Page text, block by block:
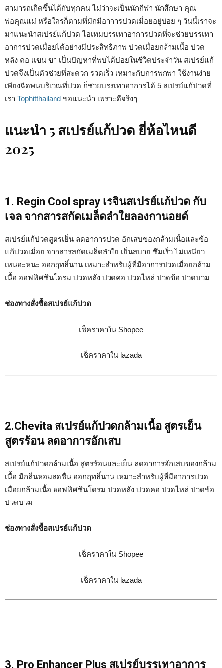
สามารถเกิดขึ้นได้กับทุกคน ไม่ว่าจะเป็นนักกีฬา นักศึกษา คุณ
พ่อคุณแม่ หรือใครก็ตามที่มักมีอาการปวดเมื่อยอยู่บ่อย ๆ วันนี้เราจะ
มาแนะนำสเปรย์แก้ปวด ไอเทมบรรเทาอาการปวดที่จะช่วยบรรเทา
อาการปวดเมื่อยได้อย่างมีประสิทธิภาพ ปวดเมื่อยกล้ามเนื้อ ปวด
หลัง คอ เเขน ขา เป็นปัญหาที่พบได้บ่อยในชีวิตประจำวัน สเปรย์แก้
ปวดจึงเป็นตัวช่วยที่สะดวก รวดเร็ว เหมาะกับการพกพา ใช้งานง่าย
เพียงฉีดพ่นบริเวณที่ปวด ก็ช่วยบรรเทาอาการได้ 5 สเปรย์แก้ปวดที่
เรา Tophitthailand ขอแนะนำ เพราะดีจริงๆ
แนะนำ 5 สเปรย์แก้ปวด ยี่ห้อไหนดี
2025
1. Regin Cool spray เรจินสเปรย์เเก้ปวด กับ
เจล จากสารสกัดเมล็ดลำใยลองกานอยด์
สเปรย์แก้ปวดสูตรเย็น ลดอาการปวด อักเสบของกล้ามเนื้อและข้อ
แก้ปวดเมื่อย จากสารสกัดเมล็ดลำใย เย็นสบาย ซึมเร็ว ไม่เหนียว
เหนอะหนะ ออกฤทธิ์นาน เหมาะสำหรับผู้ที่มีอาการปวดเมื่อยกล้าม
เนื้อ ออฟฟิศซินโดรม ปวดหลัง ปวดคอ ปวดไหล่ ปวดข้อ ปวดบวม
ช่องทางสั่งซื้อสเปรย์แก้ปวด
เช็คราคาใน Shopee
เช็คราคาใน lazada
2.Chevita สเปรย์แก้ปวดกล้ามเนื้อ สูตรเย็น
สูตรร้อน ลดอาการอักเสบ
สเปรย์แก้ปวดกล้ามเนื้อ สูตรร้อนและเย็น ลดอาการอักเสบของกล้าม
เนื้อ มีกลิ่นหอมสดชื่น ออกฤทธิ์นาน เหมาะสำหรับผู้ที่มีอาการปวด
เมื่อยกล้ามเนื้อ ออฟฟิศซินโดรม ปวดหลัง ปวดคอ ปวดไหล่ ปวดข้อ
ปวดบวม
ช่องทางสั่งซื้อสเปรย์แก้ปวด
เช็คราคาใน Shopee
เช็คราคาใน lazada
3. Pro Enhancer Plus สเปรย์บรรเทาอาการ